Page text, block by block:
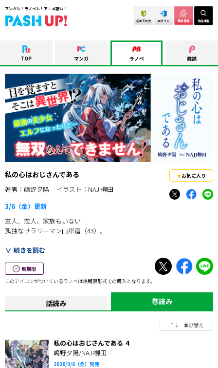
マンガも！ラノベも！アニメ誌も！
初めての方 ログイン 無料登録 作品検索
TOP マンガ ラノベ 雑誌
私の心はおじさんである
著者：嶋野夕陽
イラスト：NAJI柳田
3/6（金） 更新
友人、恋人、家族もいない
孤独なサラリーマン山岸遥（43）。
感情を表に出すことが苦手で、人と付き合うことを
しかし、ある日目を覚ますとそこは異世界。
内気な性格のハルカは、鋼の肉体、圧倒的な
そんな彼女（彼）だったが、二回り以上歳の離れた
同期冒険者たちとパーティを組み、徐々に
異世界に順応し始める──
続きを読む
お気に入り
無期限
このアイコンがついているラノベは無期限形式での購入となります。
話読み 巻読み
↑↓ 並び替え
私の心はおじさんである ４
嶋野夕陽/NAJI柳田
2026/3/6（金）発売